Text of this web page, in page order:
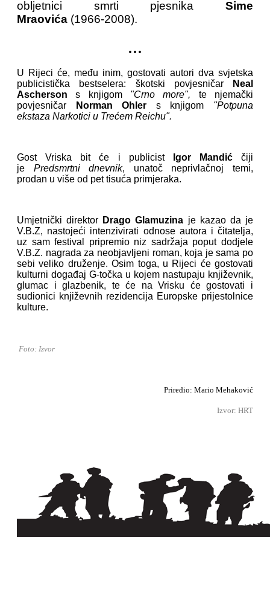
obljetnici smrti pjesnika Sime
Mraovića (1966-2008).
...
U Rijeci će, među inim, gostovati autori dva svjetska
publicistička bestselera: škotski povjesničar
Neal
Ascherson s knjigom "Crno more", te njemački
povjesničar
Norman Ohler s knjigom "Potpuna
ekstaza Narkotici u Trećem Reichu".
Gost Vriska bit će i publicistIgor Mandićčiji
je Predsmrtni dnevnik, unatoč neprivlačnoj temi,
prodan u više od pet tisuća primjeraka.
Umjetnički direktor Drago Glamuzina je kazao da je
V.B.Z, nastojeći intenzivirati odnose autora i čitatelja,
uz sam festival pripremio niz sadržaja poput dodjele
V.B.Z. nagrada za neobjavljeni roman, koja je sama po
sebi veliko druženje. Osim toga, u Rijeci će gostovati
kulturni događaj G-točka u kojem nastupaju književnik,
glumac i glazbenik, te će na Vrisku će gostovati i
sudionici književnih rezidencija Europske prijestolnice
kulture.
Foto: Izvor
Priredio: Mario Mehaković
Izvor: HRT